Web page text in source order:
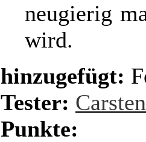
neugierig
wird.
hinzugefügt:
Tester:
Punkte: